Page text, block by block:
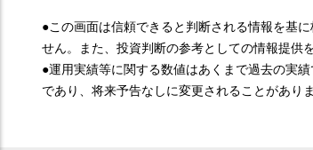
●この画面は信頼できると判断される情報を基
せん。また、投資判断の参考としての情報提供
●運用実績等に関する数値はあくまで過去の実
であり、将来予告なしに変更されることがありま